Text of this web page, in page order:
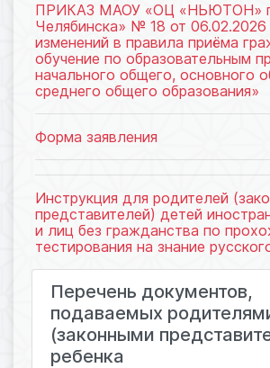
ПРИКАЗ МАОУ «ОЦ «НЬЮТОН»
Челябинска» № 18 от 06.02.2026
изменений в правила приёма
обучение по образовательным
начального общего, основного
среднего общего образования»
Форма заявления
Инструкция для родителей
представителей) детей
и лиц без гражданства по
тестирования на знание
Перечень документов,
подаваемых
(законными
ребенка